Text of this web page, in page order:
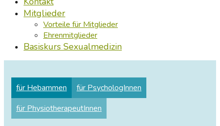
Mitglieder
Vorteile für Mitglieder
Ehrenmitglieder
Basiskurs Sexualmedizin
für Hebammen
für PsychologInnen
für PhysiotherapeutInnen